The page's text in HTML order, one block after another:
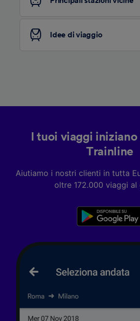
Idee di viaggio
I tuoi viaggi
Trainline
Aiutiamo i nostri clienti in tutta
oltre 172.000 viaggi al
Elenco dei partner (fornitori)